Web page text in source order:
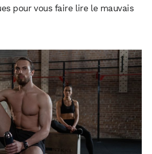
pour vous faire lire le mauvais